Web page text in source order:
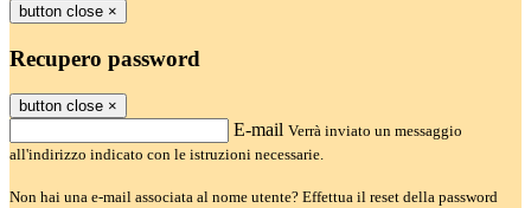
button close ×
Recupero password
button close ×
E-mail Verrà inviato un messaggio
all'indirizzo indicato con le istruzioni necessarie.
Non hai una e-mail associata al nome utente? Effettua il reset della password